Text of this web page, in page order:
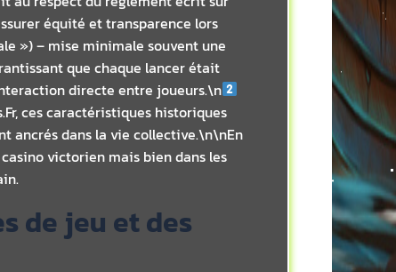
équité et transparence lors
») – mise minimale souvent une
que chaque lancer était
directe entre joueurs.\n
ces caractéristiques historiques
ancrés dans la vie collective.\n\nEn
casino victorien mais bien dans les
de jeu et des